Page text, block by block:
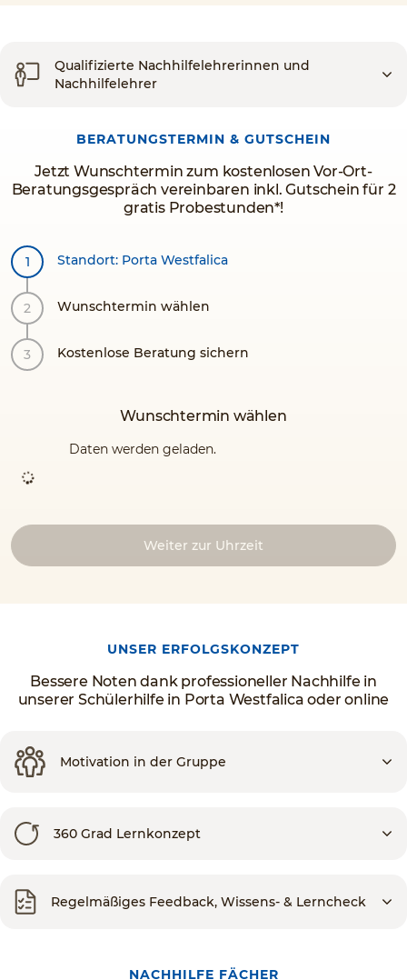
Qualifizierte Nachhilfelehrerinnen und
Nachhilfelehrer
BERATUNGSTERMIN & GUTSCHEIN
Jetzt Wunschtermin zum kostenlosen Vor-Ort-
Beratungsgespräch vereinbaren inkl. Gutschein für 2
gratis Probestunden*!
Standort: Porta Westfalica
Wunschtermin wählen
Kostenlose Beratung sichern
Wunschtermin wählen
Daten werden geladen.
Weiter zur Uhrzeit
UNSER ERFOLGSKONZEPT
Bessere Noten dank professioneller Nachhilfe in
unserer Schülerhilfe in Porta Westfalica oder online
Motivation in der Gruppe
360 Grad Lernkonzept
Regelmäßiges Feedback, Wissens- & Lerncheck
NACHHILFE FÄCHER